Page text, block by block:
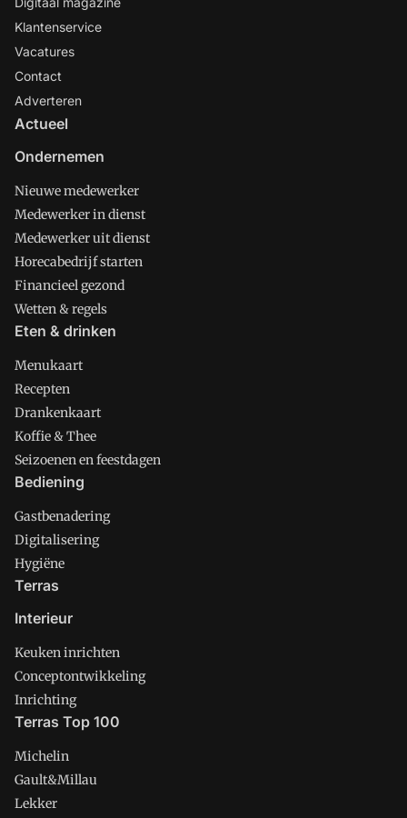
Klantenservice
Vacatures
Contact
Adverteren
Actueel
Ondernemen
Nieuwe medewerker
Medewerker in dienst
Medewerker uit dienst
Horecabedrijf starten
Financieel gezond
Wetten & regels
Eten & drinken
Menukaart
Recepten
Drankenkaart
Koffie & Thee
Seizoenen en feestdagen
Bediening
Gastbenadering
Digitalisering
Hygiëne
Terras
Interieur
Keuken inrichten
Conceptontwikkeling
Inrichting
Terras Top 100
Michelin
Gault&Millau
Lekker